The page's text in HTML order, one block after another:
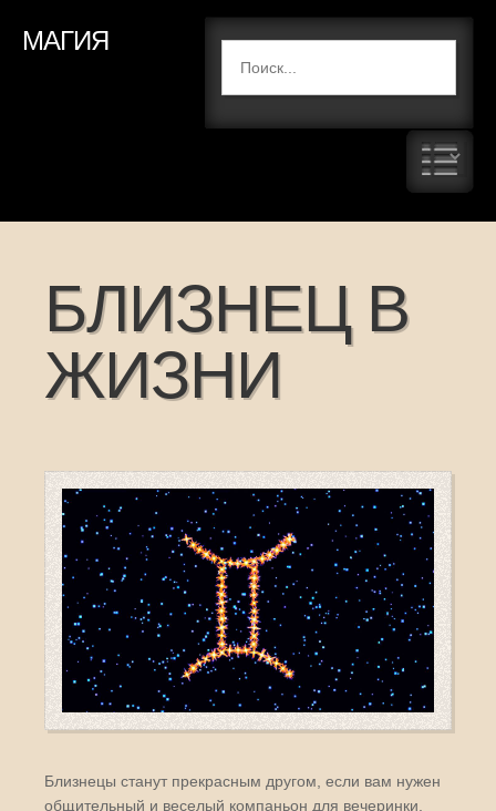
МАГИЯ
БЛИЗНЕЦ В
ЖИЗНИ
Близнецы станут прекрасным другом, если вам нужен
общительный и веселый компаньон для вечеринки,